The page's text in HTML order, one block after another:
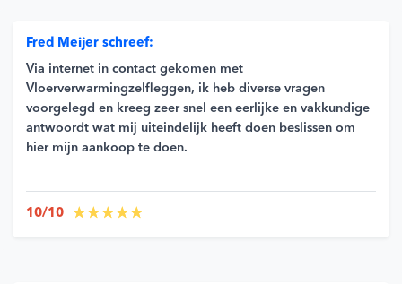
Fred Meijer schreef:
Via internet in contact gekomen met
Vloerverwarmingzelfleggen, ik heb diverse vragen
voorgelegd en kreeg zeer snel een eerlijke en vakkundige
antwoordt wat mij uiteindelijk heeft doen beslissen om
hier mijn aankoop te doen.
10/10